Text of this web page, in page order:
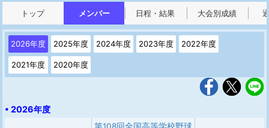
トップ メンバー 日程・結果 大会別成績
2026年度 2025年度 2024年度 2023年度 2022年度
2021年度 2020年度
• 2026年度